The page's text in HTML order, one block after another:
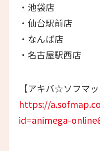
・池袋店
・仙台駅前店
・なんば店
・名古屋駅西店
【アキバ☆ソフマッ
https://
id=animega-